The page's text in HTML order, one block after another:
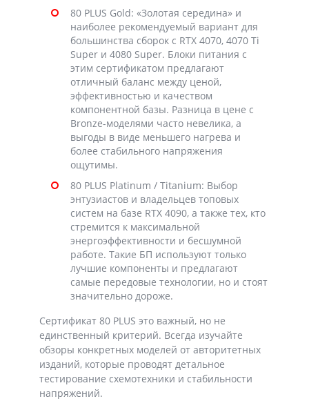
80 PLUS Gold: «Золотая середина» и
наиболее рекомендуемый вариант для
большинства сборок с RTX 4070, 4070 Ti
Super и 4080 Super. Блоки питания с
этим сертификатом предлагают
отличный баланс между ценой,
эффективностью и качеством
компонентной базы. Разница в цене с
Bronze-моделями часто невелика, а
выгоды в виде меньшего нагрева и
более стабильного напряжения
ощутимы.
80 PLUS Platinum / Titanium: Выбор
энтузиастов и владельцев топовых
систем на базе RTX 4090, а также тех, кто
стремится к максимальной
энергоэффективности и бесшумной
работе. Такие БП используют только
лучшие компоненты и предлагают
самые передовые технологии, но и стоят
значительно дороже.
Сертификат 80 PLUS это важный, но не
единственный критерий. Всегда изучайте
обзоры конкретных моделей от авторитетных
изданий, которые проводят детальное
тестирование схемотехники и стабильности
напряжений.